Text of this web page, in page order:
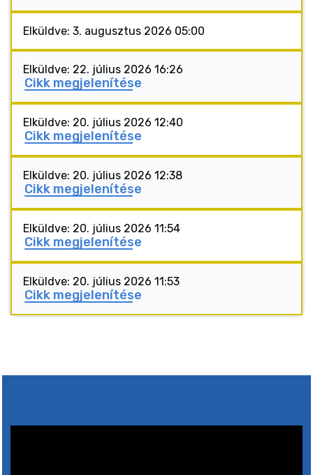
Elküldve: 3. augusztus 2026 05:00
Elküldve: 22. július 2026 16:26
Cikk megjelenítése
Elküldve: 20. július 2026 12:40
Cikk megjelenítése
Elküldve: 20. július 2026 12:38
Cikk megjelenítése
Elküldve: 20. július 2026 11:54
Cikk megjelenítése
Elküldve: 20. július 2026 11:53
Cikk megjelenítése